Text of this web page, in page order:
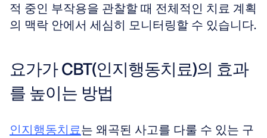
적 중인 부작용을 관찰할 때 전체적인 치료 계획
의 맥락 안에서 세심히 모니터링할 수 있습니다.
요가가 CBT(인지행동치료)의 효과
를 높이는 방법
인지행동치료는 왜곡된 사고를 다룰 수 있는 구